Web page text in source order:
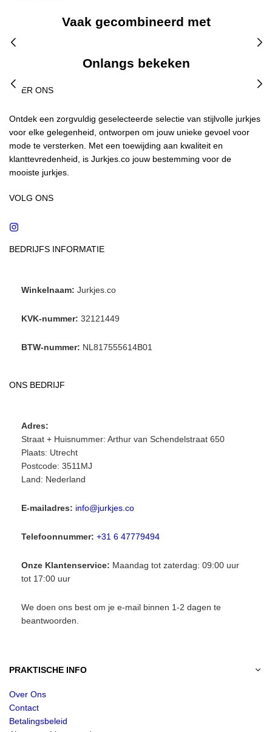
Vaak gecombineerd met
Onlangs bekeken
OVER ONS
Ontdek een zorgvuldig geselecteerde selectie van stijlvolle jurkjes
voor elke gelegenheid, ontworpen om jouw unieke gevoel voor
mode te versterken. Met een toewijding aan kwaliteit en
klanttevredenheid, is Jurkjes.co jouw bestemming voor de
mooiste jurkjes.
VOLG ONS
BEDRIJFS INFORMATIE
Winkelnaam: Jurkjes.co
KVK-nummer: 32121449
BTW-nummer: NL817555614B01
ONS BEDRIJF
Adres:
Straat + Huisnummer: Arthur van Schendelstraat 650
Plaats: Utrecht
Postcode: 3511MJ
Land: Nederland
E-mailadres: info@jurkjes.co
Telefoonnummer: +31 6 47779494
Onze Klantenservice: Maandag tot zaterdag: 09:00 uur
tot 17:00 uur
We doen ons best om je e-mail binnen 1-2 dagen te
beantwoorden.
PRAKTISCHE INFO
Over Ons
Contact
Betalingsbeleid